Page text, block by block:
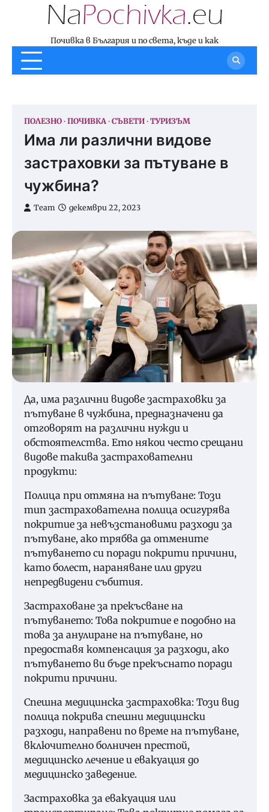
Почивка в България и по света, къде и как
ПОЛЕЗНО ПОЧИВКА СЪВЕТИ ТУРИЗЪМ
Има ли различни видове
застраховки за пътуване в
чужбина?
Team декември 22, 2023
Да, има различни видове застраховки за
пътуване в чужбина, предназначени да
отговорят на различни нужди и
обстоятелства. Ето някои често срещани
видове такива застрахователни
продукти:
Полица при отмяна на пътуване: Този
тип застрахователна полица осигурява
покритие за невъзстановими разходи за
пътуване, ако трябва да отмените
пътуването си поради покрити причини,
като болест, нараняване или други
непредвидени събития.
Застраховане за прекъсване на
пътуването: Това покритие е подобно на
това за анулиране на пътуване, но
предоставя компенсация за разходи, ако
пътуването ви бъде прекъснато поради
покрити причини.
Спешна медицинска застраховка: Този вид
полица покрива спешни медицински
разходи, направени по време на пътуване,
включително болничен престой,
медицинско лечение и евакуация до
медицинско заведение.
Застраховка за евакуация или